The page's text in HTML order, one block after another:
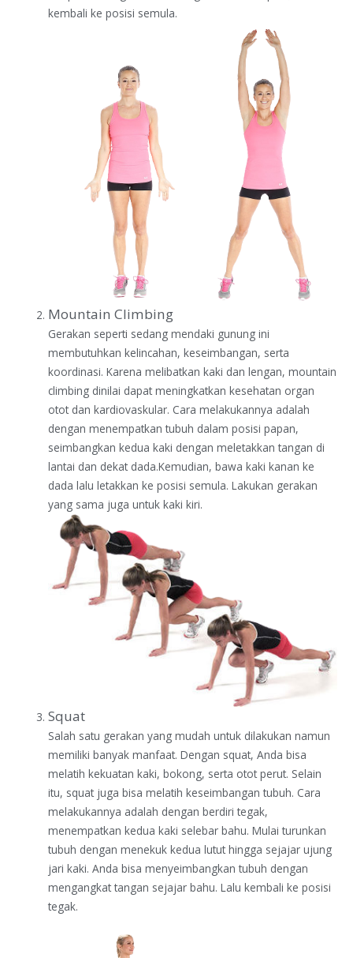
kembali ke posisi semula.
Mountain Climbing
Gerakan seperti sedang mendaki gunung ini
membutuhkan kelincahan, keseimbangan, serta
koordinasi. Karena melibatkan kaki dan lengan, mountain
climbing dinilai dapat meningkatkan kesehatan organ
otot dan kardiovaskular. Cara melakukannya adalah
dengan menempatkan tubuh dalam posisi papan,
seimbangkan kedua kaki dengan meletakkan tangan di
lantai dan dekat dada.Kemudian, bawa kaki kanan ke
dada lalu letakkan ke posisi semula. Lakukan gerakan
yang sama juga untuk kaki kiri.
Squat
Salah satu gerakan yang mudah untuk dilakukan namun
memiliki banyak manfaat. Dengan squat, Anda bisa
melatih kekuatan kaki, bokong, serta otot perut. Selain
itu, squat juga bisa melatih keseimbangan tubuh. Cara
melakukannya adalah dengan berdiri tegak,
menempatkan kedua kaki selebar bahu. Mulai turunkan
tubuh dengan menekuk kedua lutut hingga sejajar ujung
jari kaki. Anda bisa menyeimbangkan tubuh dengan
mengangkat tangan sejajar bahu. Lalu kembali ke posisi
tegak.